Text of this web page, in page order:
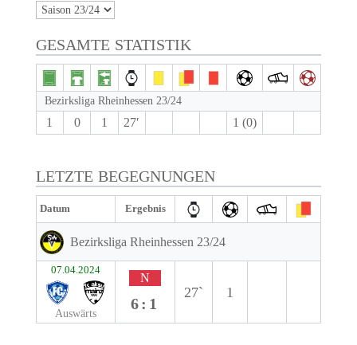
GESAMTE STATISTIK
Bezirksliga Rheinhessen 23/24
1 0 1 27′ 1 (0)
LETZTE BEGEGNUNGEN
Datum Ergebnis
Bezirksliga Rheinhessen 23/24
07.04.2024
Auswärts
N
6:1
27` 1